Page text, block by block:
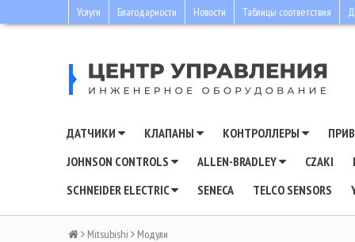
Услуги Благодарности Новости Таблицы соответствия
ДАТЧИКИ КЛАПАНЫ КОНТРОЛЛЕРЫ
JOHNSON CONTROLS
ALLEN-BRADLEY CZAKI
SCHNEIDER ELECTRIC
SENECA TELCO SENSORS
Mitsubishi Модули